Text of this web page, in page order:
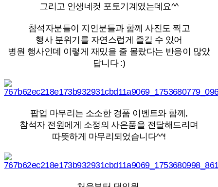
그리고 인생네컷 포토기계였는데요^^
참석자분들이 지인분들과 함께 사진도 찍고
행사 분위기를 자연스럽게 즐길 수 있어
병원 행사인데 이렇게 재밌을 줄 몰랐다는 반응이 많았
답니다 :)
팝업 마무리는 소소한 경품 이벤트와 함께,
참석자 전원에게 소정의 사은품을 전달해드리며
따뜻하게 마무리되었습니다^^!